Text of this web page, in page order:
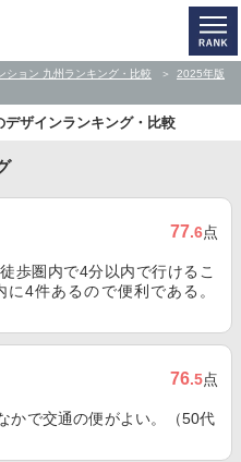
ション 九州ランキング・比較
2025年版
デザインランキング・比較
77.6点
歩圏内で4分以内で行けるこ
4件あるので便利である。
76.5点
かで交通の便がよい。（50代